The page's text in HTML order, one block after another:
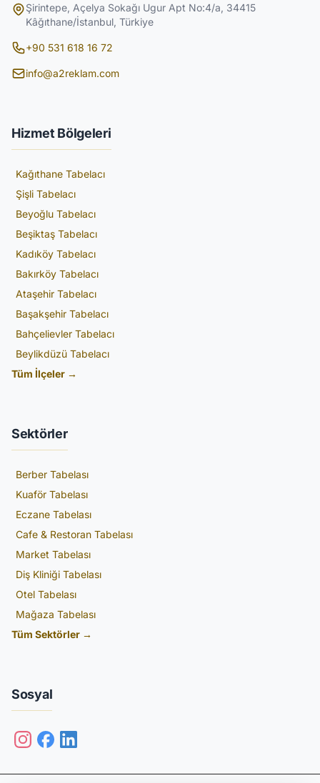
Şirintepe, Açelya Sokağı Ugur Apt No:4/a, 34415
Kâğıthane/İstanbul, Türkiye
+90 531 618 16 72
info@a2reklam.com
Hizmet Bölgeleri
Kağıthane Tabelacı
Şişli Tabelacı
Beyoğlu Tabelacı
Beşiktaş Tabelacı
Kadıköy Tabelacı
Bakırköy Tabelacı
Ataşehir Tabelacı
Başakşehir Tabelacı
Bahçelievler Tabelacı
Beylikdüzü Tabelacı
Tüm İlçeler →
Sektörler
Berber Tabelası
Kuaför Tabelası
Eczane Tabelası
Cafe & Restoran Tabelası
Market Tabelası
Diş Kliniği Tabelası
Otel Tabelası
Mağaza Tabelası
Tüm Sektörler →
Sosyal